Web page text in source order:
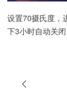
设置70摄氏度，
下3小时自动关闭